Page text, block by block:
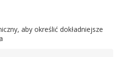
aby określić dokładniejsze